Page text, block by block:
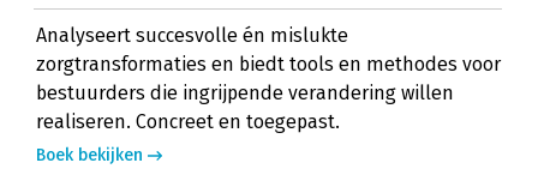
Analyseert succesvolle én mislukte
zorgtransformaties en biedt tools en methodes voor
bestuurders die ingrijpende verandering willen
realiseren. Concreet en toegepast.
Boek bekijken